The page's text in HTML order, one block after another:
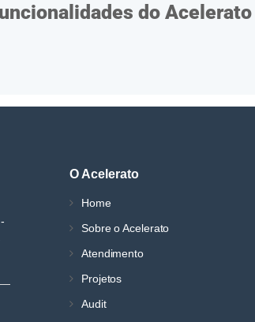
do Acelerato
O Acelerato
Home
Sobre o Acelerato
Atendimento
Projetos
Audit